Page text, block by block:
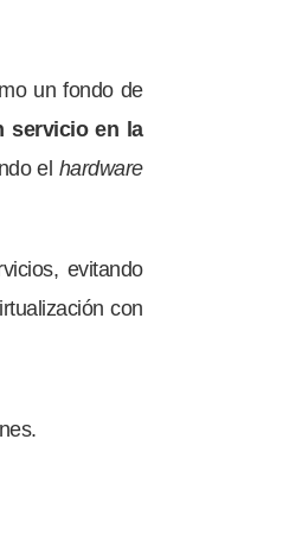
un fondo de
servicio en la
el hardware
evitando
con